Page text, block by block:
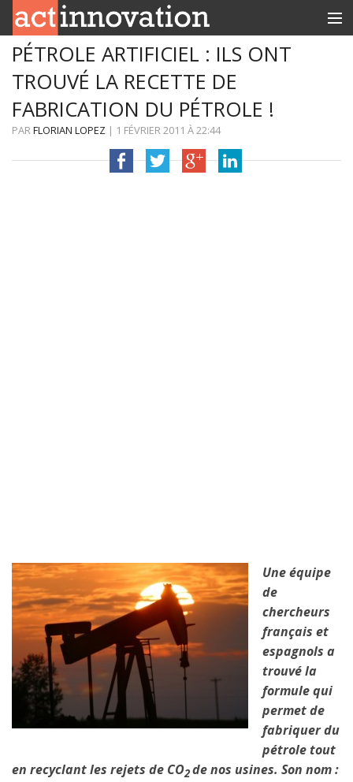
RUBRIQUES
INNOBOX
CONTACT
PÉTROLE ARTIFICIEL : ILS ONT
TROUVÉ LA RECETTE DE
FABRICATION DU PÉTROLE !
PARFLORIAN LOPEZ | 1 FÉVRIER 2011 À22:44
Une équipe
de
chercheurs
français et
espagnols a
trouvé la
formule qui
permet de
fabriquer du
pétrole tout
en recyclant les rejets de CO2de nos usines. Son nom :